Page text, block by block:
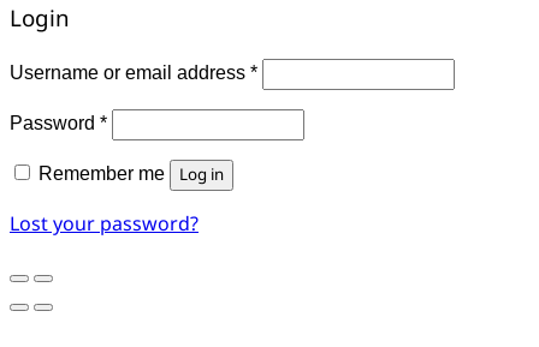
Login
Username or email address *Required
Password *Required
Remember me Log in
Lost your password?